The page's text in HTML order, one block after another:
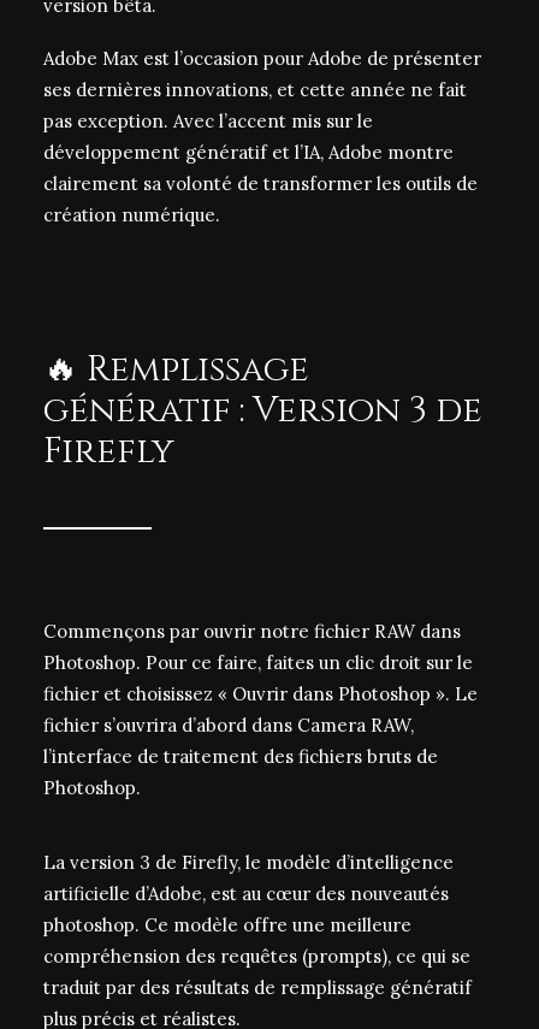
version bêta.
Adobe Max est l’occasion pour Adobe de présenter
ses dernières innovations, et cette année ne fait
pas exception. Avec l’accent mis sur le
développement génératif et l’IA, Adobe montre
clairement sa volonté de transformer les outils de
création numérique.
🔥 Remplissage
génératif : Version 3 de
Firefly
Commençons par ouvrir notre fichier RAW dans
Photoshop. Pour ce faire, faites un clic droit sur le
fichier et choisissez « Ouvrir dans Photoshop ». Le
fichier s’ouvrira d’abord dans Camera RAW,
l’interface de traitement des fichiers bruts de
Photoshop.
La version 3 de Firefly, le modèle d’intelligence
artificielle d’Adobe, est au cœur des nouveautés
photoshop. Ce modèle offre une meilleure
compréhension des requêtes (prompts), ce qui se
traduit par des résultats de remplissage génératif
plus précis et réalistes.